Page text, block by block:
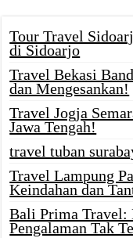
Tour Travel
di Sidoarjo
Travel Bekasi
dan Mengesankan!
Travel Jogja
Jawa Tengah!
travel tuban
Travel Lampung
Keindahan dan
Bali Prima Travel:
Pengalaman Tak